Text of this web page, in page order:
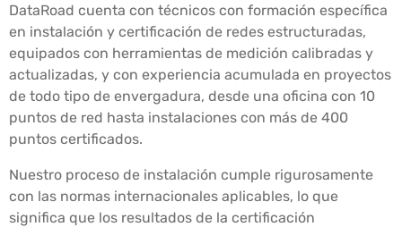
DataRoad cuenta con técnicos con formación específica
en instalación y certificación de redes estructuradas,
equipados con herramientas de medición calibradas y
actualizadas, y con experiencia acumulada en proyectos
de todo tipo de envergadura, desde una oficina con 10
puntos de red hasta instalaciones con más de 400
puntos certificados.
Nuestro proceso de instalación cumple rigurosamente
con las normas internacionales aplicables, lo que
significa que los resultados de la certificación